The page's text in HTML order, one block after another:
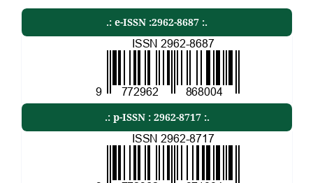
.: e-ISSN :2962-8687 :.
.: p-ISSN : 2962-8717 :.